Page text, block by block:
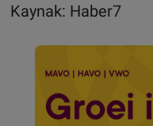
Kaynak: Haber7